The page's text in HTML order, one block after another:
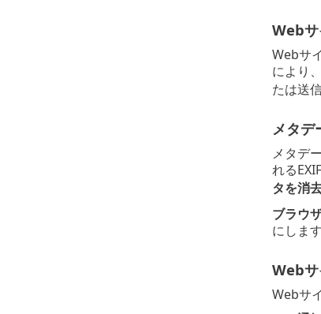
Webサ
Webサ
により
たは送
メタデ
メタデ
れる
タを消
ブラウ
にします
Webサ
Webサ